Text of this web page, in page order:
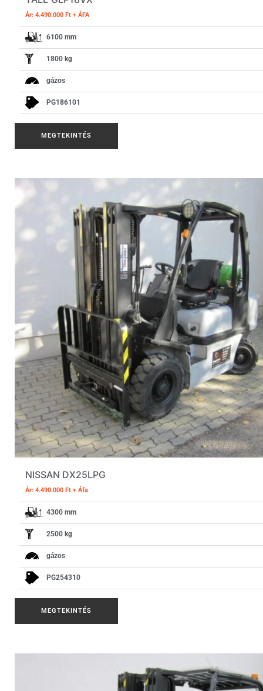
Ár: 4.490.000 Ft + ÁFA
6100 mm
1800 kg
gázos
PG186101
MEGTEKINTÉS
NISSAN DX25LPG
Ár: 4.490.000 Ft + Áfa
4300 mm
2500 kg
gázos
PG254310
MEGTEKINTÉS